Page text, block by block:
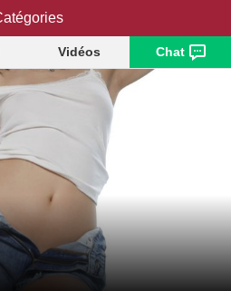
Vidéos Chat